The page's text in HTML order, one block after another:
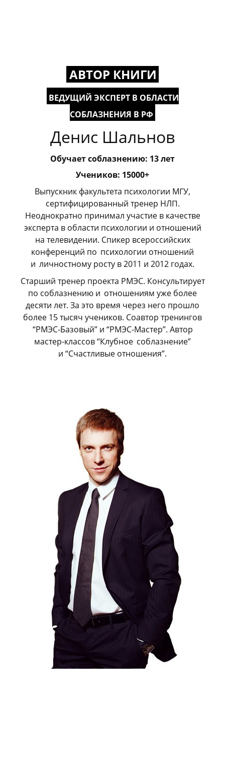
АВТОР КНИГИ
ВЕДУЩИЙ ЭКСПЕРТ В ОБЛАСТИ
СОБЛАЗНЕНИЯ В РФ
Денис Шальнов
Обучает соблазнению: 13 лет
Учеников: 15000+
Выпускник факультета психологии МГУ,
сертифицированный тренер НЛП.
Неоднократно принимал участие в качестве
эксперта в области психологии и отношений
на телевидении. Спикер всероссийских
конференций по психологии отношений
и личностному росту в 2011 и 2012 годах.
Старший тренер проекта РМЭС. Консультирует
по соблазнению и отношениям уже более
десяти лет. За это время через него прошло
более 15 тысяч учеников. Соавтор тренингов
“РМЭС-Базовый” и “РМЭС-Мастер”. Автор
мастер-классов “Клубное соблазнение”
и “Счастливые отношения”.